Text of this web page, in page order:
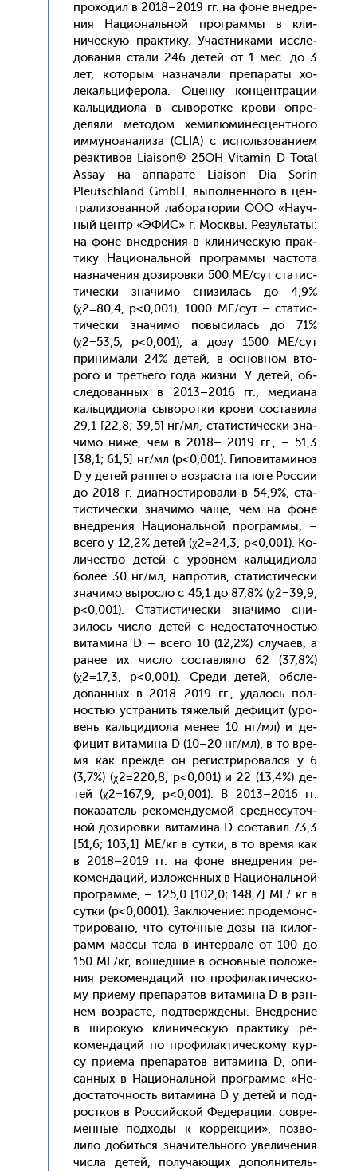
про­ходил в 2018–2019 гг. на фо­не внед­ре­
ния На­ци­ональ­ной прог­раммы в кли­
ничес­кую прак­ти­ку. Учас­тни­ками ис­сле­
дова­ния ста­ли 246 де­тей от 1 мес. до 3
лет, ко­торым наз­на­чали пре­пара­ты хо­
лекаль­ци­феро­ла. Оцен­ку кон­цен­тра­ции
каль­ци­ди­ола в сы­ворот­ке кро­ви оп­ре­
деля­ли ме­тодом хе­милю­минес­цен­тно­го
им­му­но­ана­лиза (CLIA) с ис­поль­зо­вани­ем
ре­ак­ти­вов Liaison® 25OH Vitamin D Total
Assay на ап­па­рате Liaison Dia Sorin
Pleutschland GmbH, вы­пол­ненно­го в цен­
тра­лизо­ван­ной ла­бора­тории О­ОО «На­уч­
ный центр «ЭФИС» г. Мос­квы. Ре­зуль­та­ты:
на фо­не внед­ре­ния в кли­ничес­кую прак­
ти­ку На­ци­ональ­ной прог­раммы час­то­та
наз­на­чения до­зиров­ки 500 МЕ/сут ста­тис­
ти­чес­ки зна­чимо сни­зилась до 4,9%
(χ2=80,4, p<0,001), 1000 МЕ/сут – ста­тис­
ти­чес­ки зна­чимо по­выси­лась до 71%
(χ2=53,5; p<0,001), а до­зу 1500 МЕ/сут
при­нима­ли 24% де­тей, в ос­новном вто­
рого и треть­его го­да жиз­ни. У де­тей, об­
сле­дован­ных в 2013–2016 гг., ме­ди­ана
каль­ци­ди­ола сы­ворот­ки кро­ви сос­та­вила
29,1 [22,8; 39,5] нг/мл, ста­тис­ти­чес­ки зна­
чимо ни­же, чем в 2018– 2019 гг., – 51,3
[38,1; 61,5] нг/мл (p<0,001). Ги­пови­тами­ноз
D у де­тей ран­не­го воз­раста на юге Рос­сии
до 2018 г. ди­аг­ности­рова­ли в 54,9%, ста­
тис­ти­чес­ки зна­чимо ча­ще, чем на фо­не
внед­ре­ния На­ци­ональ­ной прог­раммы, –
все­го у 12,2% де­тей (χ2=24,3, p<0,001). Ко­
личес­тво де­тей с уров­нем каль­ци­ди­ола
бо­лее 30 нг/мл, нап­ро­тив, ста­тис­ти­чес­ки
зна­чимо вы­рос­ло с 45,1 до 87,8% (χ2=39,9,
p<0,001). Ста­тис­ти­чес­ки зна­чимо сни­
зилось чис­ло де­тей с не­дос­та­точ­ностью
ви­тами­на D – все­го 10 (12,2%) слу­ча­ев, а
ра­нее их чис­ло сос­тавля­ло 62 (37,8%)
(χ2=17,3, р<0,001). Сре­ди де­тей, об­сле­
дован­ных в 2018–2019 гг., уда­лось пол­
ностью ус­тра­нить тя­желый де­фицит (уро­
вень каль­ци­ди­ола ме­нее 10 нг/мл) и де­
фицит ви­тами­на D (10–20 нг/мл), в то вре­
мя как преж­де он ре­гис­три­ровал­ся у 6
(3,7%) (χ2=220,8, р<0,001) и 22 (13,4%) де­
тей (χ2=167,9, р<0,001). В 2013–2016 гг.
по­каза­тель ре­комен­ду­емой сред­не­суточ­
ной до­зиров­ки ви­тами­на D сос­та­вил 73,3
[51,6; 103,1] МЕ/кг в сут­ки, в то вре­мя как
в 2018–2019 гг. на фо­не внед­ре­ния ре­
комен­да­ций, из­ло­жен­ных в На­ци­ональ­ной
прог­рамме, – 125,0 [102,0; 148,7] МЕ/ кг в
сут­ки (р<0,0001). Зак­лю­чение: про­демонс­
три­рова­но, что су­точ­ные до­зы на ки­лог­
рамм мас­сы те­ла в ин­терва­ле от 100 до
150 МЕ/кг, во­шед­шие в ос­новные по­ложе­
ния ре­комен­да­ций по про­филак­ти­чес­ко­
му при­ему пре­пара­тов ви­тами­на D в ран­
нем воз­расте, под­твержде­ны. Внед­ре­ние
в ши­рокую кли­ничес­кую прак­ти­ку ре­
комен­да­ций по про­филак­ти­чес­ко­му кур­
су при­ема пре­пара­тов ви­тами­на D, опи­
сан­ных в На­ци­ональ­ной прог­рамме «Не­
дос­та­точ­ность ви­тами­на D у де­тей и под­
рос­тков в Рос­сий­ской Фе­дера­ции: сов­ре­
мен­ные под­хо­ды к кор­рекции», поз­во­
лило до­бить­ся зна­читель­но­го уве­личе­ния
чис­ла де­тей, по­луча­ющих до­пол­ни­тель­